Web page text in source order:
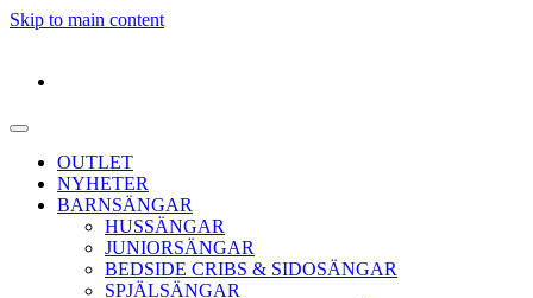
Skip to main content
OUTLET
NYHETER
BARNSÄNGAR
HUSSÄNGAR
JUNIORSÄNGAR
BEDSIDE CRIBS & SIDOSÄNGAR
SPJÄLSÄNGAR